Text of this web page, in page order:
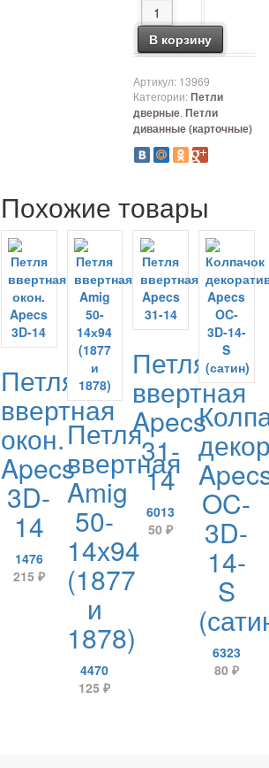
Количество товара
В корзину
Артикул: 13969
Категории:Петли
дверные,Петли
диванные (карточные)
Похожие товары
Петля
ввертная
окон.
Apecs
3D-
14
1476
215 ₽
Петля
ввертная
Amig
50-
14х94
(1877
и
1878)
4470
125₽
Петля
ввертная
Apecs
31-
14
6013
50₽
OC-
3D-
14-
S
6323
80 ₽